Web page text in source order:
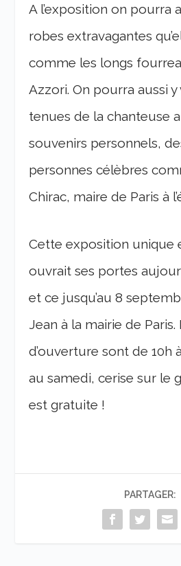
A l’exposition on pourra
robes extravagantes
comme les longs
Azzori. On pourra aussi y
tenues de la chanteuse
souvenirs personnels,
personnes célèbres
Chirac, maire de Paris à
Cette exposition unique
ouvrait ses portes
et ce jusqu’au 8
Jean à la mairie de Paris.
d’ouverture sont de 10h
au samedi, cerise sur le
est gratuite !
PARTAGER: